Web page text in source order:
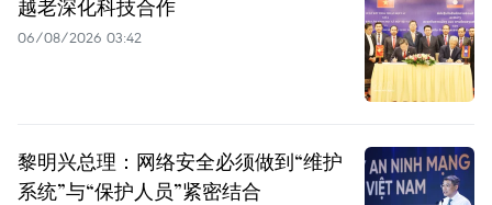
越老深化科技合作
06/08/2026 03:42
黎明兴总理：网络安全必须做到“维护
系统”与“保护人员”紧密结合